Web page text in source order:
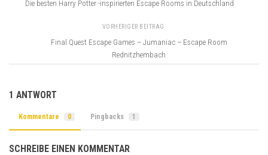
Die besten Harry Potter -inspirierten Escape Rooms in Deutschland
VORHERIGER BEITRAG
Final Quest Escape Games – Jumaniac – Escape Room
Rednitzhembach
1 ANTWORT
Kommentare 0 Pingbacks 1
SCHREIBE EINEN KOMMENTAR